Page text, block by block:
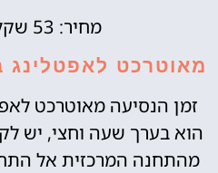
מחיר: 53 שקלים לאדם
מאוטרכט לאפטלינג
זמן הנסיעה מאוטרכט
הוא בערך שעה וחצי, יש